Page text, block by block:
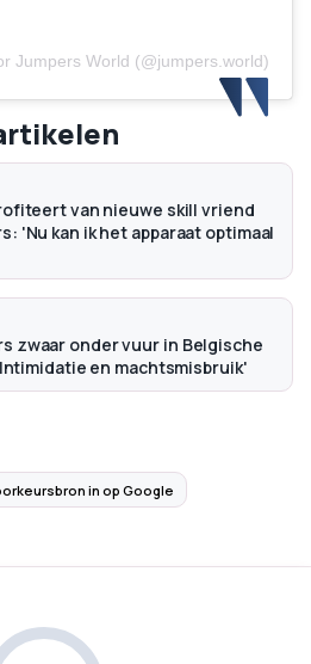
Jumpers World (@jumpers.world)
van nieuwe skill vriend
'Nu kan ik het apparaat optimaal
zwaar onder vuur in Belgische
en machtsmisbruik'
in op Google